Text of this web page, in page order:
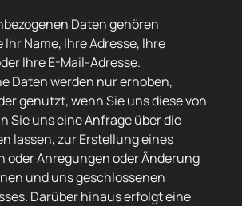
Daten gehören
Name, Ihre Adresse, Ihre
Ihre E-Mail-Adresse.
Daten werden nur erhoben,
genutzt, wenn Sie uns diese von
Sie uns eine Anfrage über die
lassen, zur Erstellung eines
oder Anregungen oder Änderung
und uns geschlossenen
Darüber hinaus erfolgt eine